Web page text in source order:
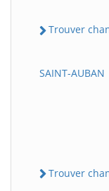
Trouver
SAINT-AUBAN
Trouver